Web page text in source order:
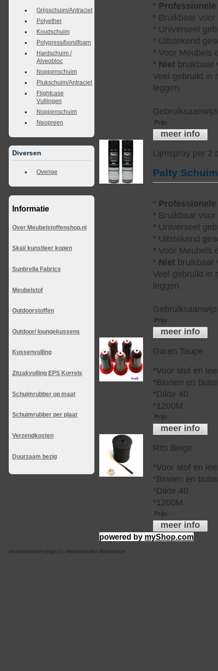
Grijsschuim/Antraciet
Polyether
Koudschuim
Polypress/bondfoam
Hardschuim /
Alveobloc
Noppenschuim
Plukschuim/Antraciet
Flightcase
Vullingen
Noppenschuim
Neopreen
Diversen
Overige
Informatie
Over Meubelstoffenshop.nl
Skai/ kunstleer kopen
Sunbrella Fabrics
Meubelstof
Outdoorstoffen
Outdoor/ loungekussens
Kussenvulling
Zitzakvulling EPS Korrels
Schuimrubber op maat
Schuimrubber per plaat
Verzendkosten
Duurzaam bezig
* Professionele
* Bruikbaar
* Universeel
* Uitstekend
* Voor Meubels
* Niet bruikbaar
Veel gebruikt in
leggen.
Prijs:
meer info
Lijmspray per 2
Palty
* Professionele
* Bruikbaar
* Universeel
* Uitstekend
* Voor Meubels
* Niet bruikbaar
Veel gebruikt in
leggen.
Prijs:
meer info
Garen Taupe
*Voor stof en
*Binnen en
*Dikte 40
*1200M
Prijs:
meer info
Rits Beige
*Voor stof en
*Binnen en
*Dikte 40
*1200M
Prijs:
meer info
powered by myShop.com
Meubelstoffen-shop.nl | Meubelstoffen Webwinkel